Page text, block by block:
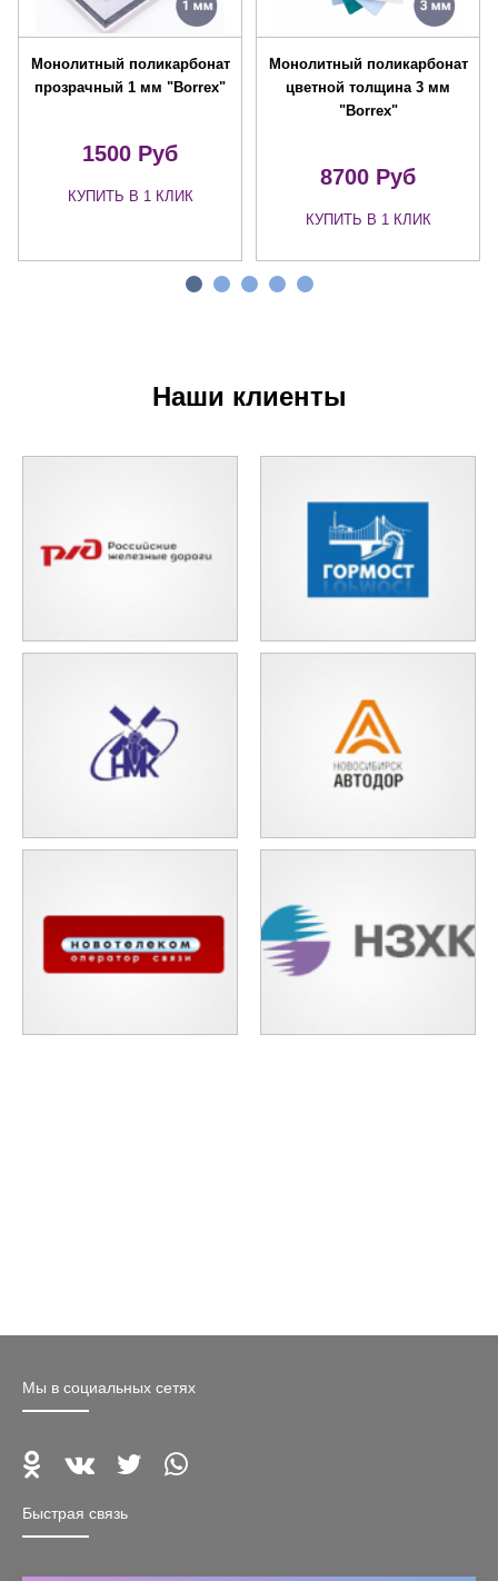
Монолитный поликарбонат
прозрачный 1 мм "Borrex"
1500 Руб
КУПИТЬ В 1 КЛИК
Монолитный поликарбонат
цветной толщина 3 мм
"Borrex"
8700 Руб
КУПИТЬ В 1 КЛИК
Наши клиенты
Мы в социальных сетях
Быстрая связь